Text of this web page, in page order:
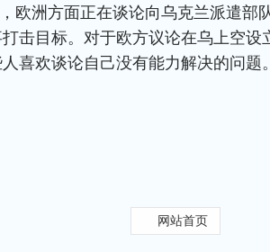
欧洲方面正在谈论向乌克兰派遣部
击目标。对于欧方议论在乌上空设
喜欢谈论自己没有能力解决的问题
网站首页